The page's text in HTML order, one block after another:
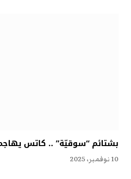
بشتائم “سوقيّة” .. كاتس
10 نوفمبر، 2025